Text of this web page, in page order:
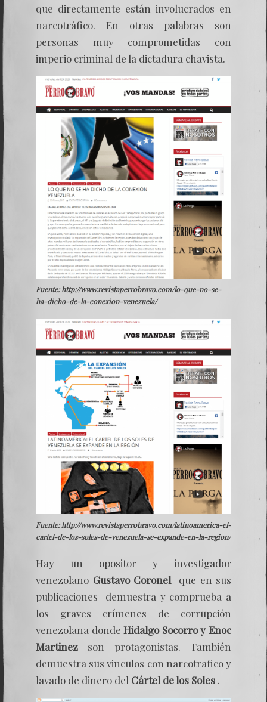
que directamente están involucrados en
narcotráfico. En otras palabras son
personas muy comprometidas con
imperio criminal de la dictadura chavista.
Fuente: http://www.revistaperrobravo.com/lo-que-no-se-
ha-dicho-de-la-conexion-venezuela/
Fuente: http://www.revistaperrobravo.com/latinoamerica-el-
cartel-de-los-soles-de-venezuela-se-expande-en-la-region/
Hay un opositor y investigador
venezolano Gustavo Coronel que en sus
publicaciones demuestra y comprueba a
los graves crímenes de corrupción
venezolana dondeHidalgo Socorro y Enoc
Martinez son protagonistas. También
demuestra sus vinculos con narcotrafico y
lavado de dinero del Cártel de los Soles .